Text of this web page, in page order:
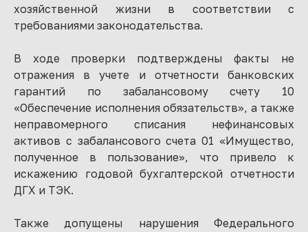
хозяйственной жизни в соответствии с
требованиями законодательства.
В ходе проверки подтверждены факты не
отражения в учете и отчетности банковских
гарантий по забалансовому счету 10
«Обеспечение исполнения обязательств», а также
неправомерного списания нефинансовых
активов с забалансового счета 01 «Имущество,
полученное в пользование», что привело к
искажению годовой бухгалтерской отчетности
ДГХ и ТЭК.
Также допущены нарушения Федерального